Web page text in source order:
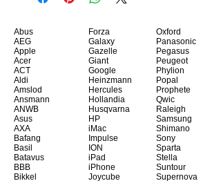
Abus
AEG
Apple
Acer
ACT
Aldi
Amslod
Ansmann
ANWB
Asus
AXA
Bafang
Basil
Batavus
BBB
Bikkel
Forza
Galaxy
Gazelle
Giant
Google
Heinzmann
Hercules
Hollandia
Husqvarna
HP
iMac
Impulse
ION
iPad
iPhone
Joycube
Oxford
Panasonic
Pegasus
Peugeot
Phylion
Popal
Prophete
Qwic
Raleigh
Samsung
Shimano
Sony
Sparta
Stella
Suntour
Supernova